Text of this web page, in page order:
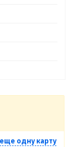
одну карту